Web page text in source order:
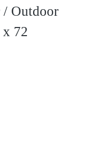
/ Outdoor
72